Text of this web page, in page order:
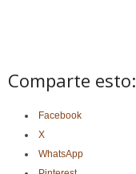
Comparte esto:
Facebook
X
WhatsApp